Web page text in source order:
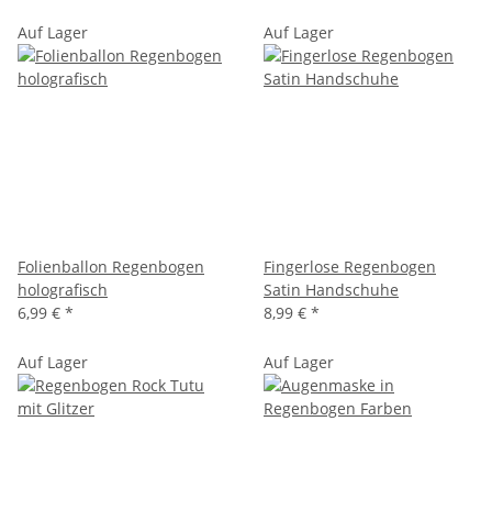
Auf Lager
Folienballon Regenbogen
holografisch
6,99 € *
Auf Lager
Fingerlose Regenbogen
Satin Handschuhe
8,99 € *
Auf Lager Auf Lager